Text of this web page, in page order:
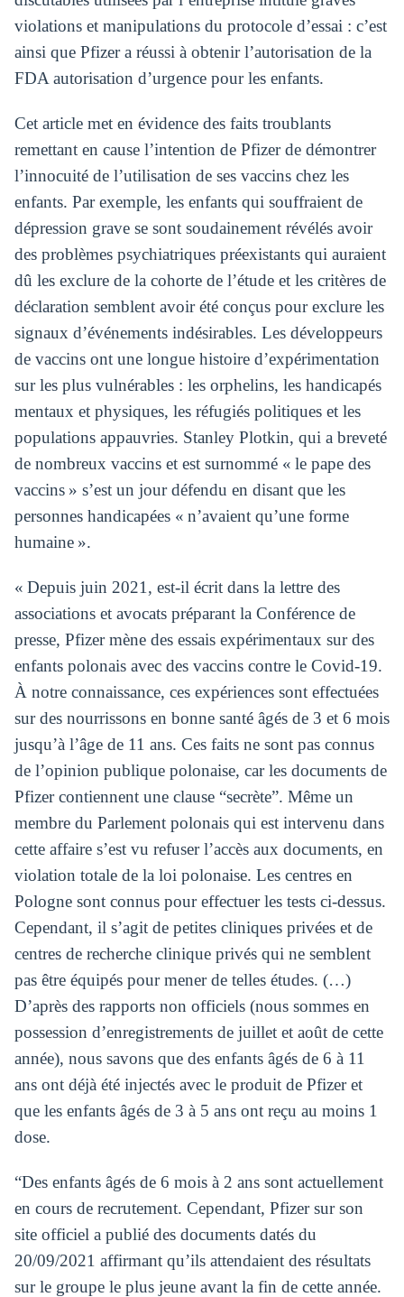
violations et manipulations du protocole d’essai : c’est
ainsi que Pfizer a réussi à obtenir l’autorisation de la
FDA autorisation d’urgence pour les enfants.
Cet article met en évidence des faits troublants
remettant en cause l’intention de Pfizer de démontrer
l’innocuité de l’utilisation de ses vaccins chez les
enfants. Par exemple, les enfants qui souffraient de
dépression grave se sont soudainement révélés avoir
des problèmes psychiatriques préexistants qui auraient
dû les exclure de la cohorte de l’étude et les critères de
déclaration semblent avoir été conçus pour exclure les
signaux d’événements indésirables. Les développeurs
de vaccins ont une longue histoire d’expérimentation
sur les plus vulnérables : les orphelins, les handicapés
mentaux et physiques, les réfugiés politiques et les
populations appauvries. Stanley Plotkin, qui a breveté
de nombreux vaccins et est surnommé « le pape des
vaccins » s’est un jour défendu en disant que les
personnes handicapées « n’avaient qu’une forme
humaine ».
« Depuis juin 2021, est-il écrit dans la lettre des
associations et avocats préparant la Conférence de
presse, Pfizer mène des essais expérimentaux sur des
enfants polonais avec des vaccins contre le Covid-19.
À notre connaissance, ces expériences sont effectuées
sur des nourrissons en bonne santé âgés de 3 et 6 mois
jusqu’à l’âge de 11 ans. Ces faits ne sont pas connus
de l’opinion publique polonaise, car les documents de
Pfizer contiennent une clause “secrète”. Même un
membre du Parlement polonais qui est intervenu dans
cette affaire s’est vu refuser l’accès aux documents, en
violation totale de la loi polonaise. Les centres en
Pologne sont connus pour effectuer les tests ci-dessus.
Cependant, il s’agit de petites cliniques privées et de
centres de recherche clinique privés qui ne semblent
pas être équipés pour mener de telles études. (…)
D’après des rapports non officiels (nous sommes en
possession d’enregistrements de juillet et août de cette
année), nous savons que des enfants âgés de 6 à 11
ans ont déjà été injectés avec le produit de Pfizer et
que les enfants âgés de 3 à 5 ans ont reçu au moins 1
dose.
“Des enfants âgés de 6 mois à 2 ans sont actuellement
en cours de recrutement. Cependant, Pfizer sur son
site officiel a publié des documents datés du
20/09/2021 affirmant qu’ils attendaient des résultats
sur le groupe le plus jeune avant la fin de cette année.